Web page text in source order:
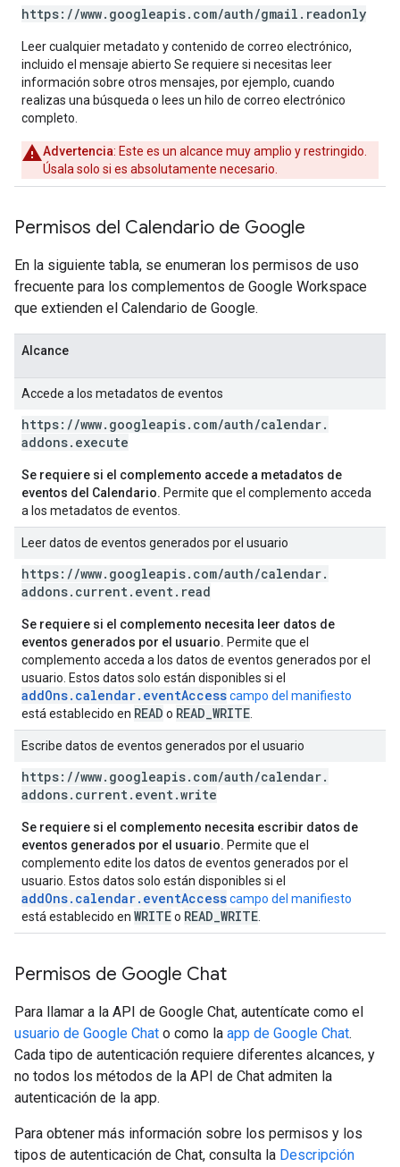
https: //www. googleapis. com/auth/gmail . readonly
Leer cualquier metadato y contenido de correo electrónico,
incluido el mensaje abierto Se requiere si necesitas leer
información sobre otros mensajes, por ejemplo, cuando
realizas una búsqueda o lees un hilo de correo electrónico
completo.
Advertencia: Este es un alcance muy amplio y restringido.
Úsala solo si es absolutamente necesario.
Permisos del Calendario de Google
En la siguiente tabla, se enumeran los permisos de uso
frecuente para los complementos de Google Workspace
que extienden el Calendario de Google.
Alcance
Accede a los metadatos de eventos
https: //www. googleapis. com/auth/calendar.
addons. execute
Se requiere si el complemento accede a metadatos de
eventos del Calendario. Permite que el complemento acceda
a los metadatos de eventos.
Leer datos de eventos generados por el usuario
https: //www. googleapis. com/auth/calendar.
addons. current. event. read
Se requiere si el complemento necesita leer datos de
eventos generados por el usuario. Permite que el
complemento acceda a los datos de eventos generados por el
usuario. Estos datos solo están disponibles si el
addOns.calendar.eventAccesscampo del manifiesto
está establecido en READ o READ_WRITE
Escribe datos de eventos generados por el usuario
https: //www. googleapis. com/auth/calendar.
addons. current. event.write
Se requiere si el complemento necesita escribir datos de
eventos generados por el usuario. Permite que el
complemento edite los datos de eventos generados por el
usuario. Estos datos solo están disponibles si el
addOns.calendar.eventAccesscampo del manifiesto
está establecido en WRITEo READ_WRITE
Permisos de Google Chat
Para llamar a la API de Google Chat, autentícate como el
usuario de Google Chat o como la app de Google Chat.
Cada tipo de autenticación requiere diferentes alcances, y
no todos los métodos de la API de Chat admiten la
autenticación de la app.
Para obtener más información sobre los permisos y los
tipos de autenticación de Chat, consulta la Descripción